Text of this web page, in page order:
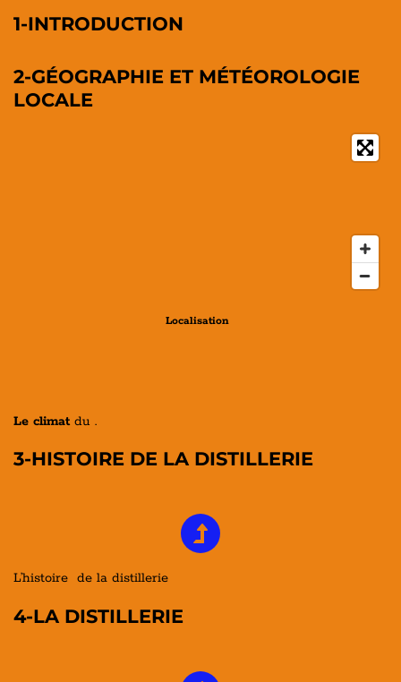
1-INTRODUCTION
2-GÉOGRAPHIE ET MÉTÉOROLOGIE
LOCALE
Localisation
Le climat du .
3-HISTOIRE DE LA DISTILLERIE
L’histoire de la distillerie
4-LA DISTILLERIE